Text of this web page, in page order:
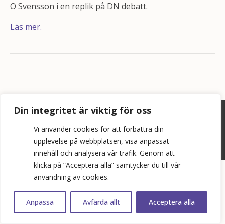
Din integritet är viktig för oss
Vi använder cookies för att förbättra din
upplevelse på webbplatsen, visa anpassat
innehåll och analysera vår trafik. Genom att
klicka på ”Acceptera alla” samtycker du till vår
användning av cookies.
Anpassa Avfärda allt Acceptera alla
O Svensson i en replik på DN debatt.
Läs mer.
© 2026 Bopol AB
info@bostadspolitik.se
0704-57 90 06